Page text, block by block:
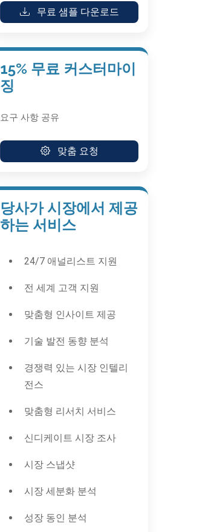
무료 샘플 다운로드
15% 무료 커스터마이
징
요구 사항 공유
맞춤 요청
당사가 시장에서 제공
하는 서비스
24/7 애널리스트 지원
전 세계 고객 지원
맞춤형 인사이트 제공
기술 발전 동향 분석
경쟁력 있는 시장 인텔리
전스
맞춤형 리서치 서비스
신디케이트 시장 조사
시장 스냅샷
시장 세분화 분석
성장 동인 분석